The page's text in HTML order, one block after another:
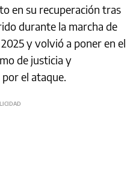
en su recuperación tras
durante la marcha de
y volvió a poner en el
de justicia y
el ataque.